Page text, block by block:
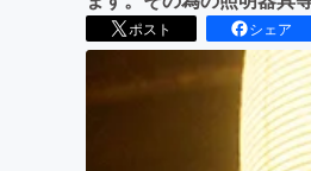
ポスト シェア